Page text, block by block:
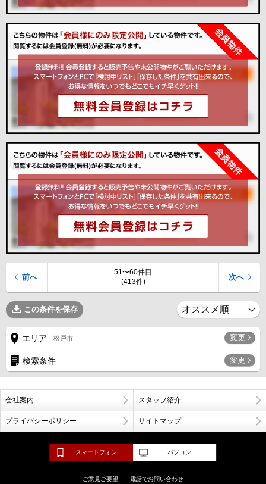
51〜60件目
(413件)
前へ 次へ
この条件を保存
エリア 松戸市 変更
検索条件 変更
会社案内 スタッフ紹介
プライバシーポリシー サイトマップ
スマートフォン パソコン
ご意見ご要望 電話でお問い合わせ